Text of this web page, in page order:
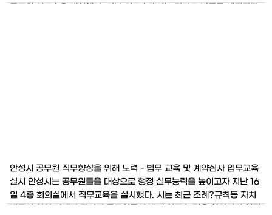
안성시 공무원 직무향상을 위해 노력 - 법무 교육 및 계약심사 업무교육
실시 안성시는 공무원들을 대상으로 행정 실무능력을 높이고자 지난 16
일 4층 회의실에서 직무교육을 실시했다. 시는 최근 조례?규칙등 자치